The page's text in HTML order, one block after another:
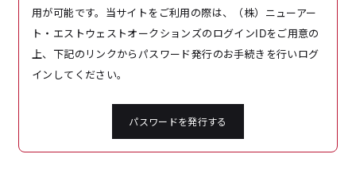
用が可能です。当サイトをご利用の際は、（株）ニューアー
ト・エストウェストオークションズのログインIDをご用意の
上、下記のリンクからパスワード発行のお手続きを行いログ
インしてください。
パスワードを発行する